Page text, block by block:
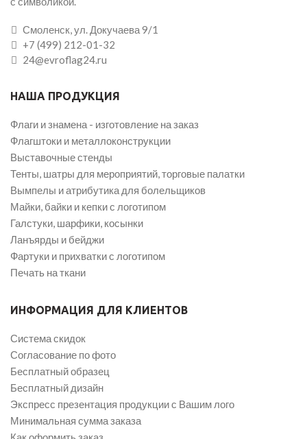
Смоленск, ул. Докучаева 9/1
+7 (499) 212-01-32
24@evroflag24.ru
НАША ПРОДУКЦИЯ
Флаги и знамена - изготовление на заказ
Флагштоки и металлоконструкции
Выставочные стенды
Тенты, шатры для мероприятий, торговые палатки
Вымпелы и атрибутика для болельщиков
Майки, байки и кепки с логотипом
Галстуки, шарфики, косынки
Ланъярды и бейджи
Фартуки и прихватки с логотипом
Печать на ткани
ИНФОРМАЦИЯ ДЛЯ КЛИЕНТОВ
Система скидок
Согласование по фото
Бесплатный образец
Бесплатный дизайн
Экспресс презентация продукции с Вашим лого
Минимальная сумма заказа